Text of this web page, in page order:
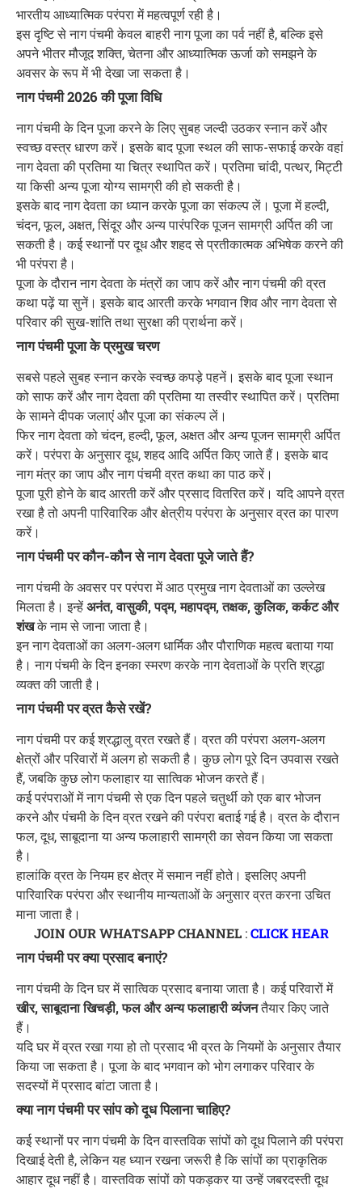
भारतीय आध्यात्मिक परंपरा में महत्वपूर्ण रही है।
इस दृष्टि से नाग पंचमी केवल बाहरी नाग पूजा का पर्व नहीं है, बल्कि इसे
अपने भीतर मौजूद शक्ति, चेतना और आध्यात्मिक ऊर्जा को समझने के
अवसर के रूप में भी देखा जा सकता है।
नाग पंचमी 2026 की पूजा विधि
नाग पंचमी के दिन पूजा करने के लिए सुबह जल्दी उठकर स्नान करें और
स्वच्छ वस्त्र धारण करें। इसके बाद पूजा स्थल की साफ-सफाई करके वहां
नाग देवता की प्रतिमा या चित्र स्थापित करें। प्रतिमा चांदी, पत्थर, मिट्टी
या किसी अन्य पूजा योग्य सामग्री की हो सकती है।
इसके बाद नाग देवता का ध्यान करके पूजा का संकल्प लें। पूजा में हल्दी,
चंदन, फूल, अक्षत, सिंदूर और अन्य पारंपरिक पूजन सामग्री अर्पित की जा
सकती है। कई स्थानों पर दूध और शहद से प्रतीकात्मक अभिषेक करने की
भी परंपरा है।
पूजा के दौरान नाग देवता के मंत्रों का जाप करें और नाग पंचमी की व्रत
कथा पढ़ें या सुनें। इसके बाद आरती करके भगवान शिव और नाग देवता से
परिवार की सुख-शांति तथा सुरक्षा की प्रार्थना करें।
नाग पंचमी पूजा के प्रमुख चरण
सबसे पहले सुबह स्नान करके स्वच्छ कपड़े पहनें। इसके बाद पूजा स्थान
को साफ करें और नाग देवता की प्रतिमा या तस्वीर स्थापित करें। प्रतिमा
के सामने दीपक जलाएं और पूजा का संकल्प लें।
फिर नाग देवता को चंदन, हल्दी, फूल, अक्षत और अन्य पूजन सामग्री अर्पित
करें। परंपरा के अनुसार दूध, शहद आदि अर्पित किए जाते हैं। इसके बाद
नाग मंत्र का जाप और नाग पंचमी व्रत कथा का पाठ करें।
पूजा पूरी होने के बाद आरती करें और प्रसाद वितरित करें। यदि आपने व्रत
रखा है तो अपनी पारिवारिक और क्षेत्रीय परंपरा के अनुसार व्रत का पारण
करें।
नाग पंचमी पर कौन-कौन से नाग देवता पूजे जाते हैं?
नाग पंचमी के अवसर पर परंपरा में आठ प्रमुख नाग देवताओं का उल्लेख
मिलता है। इन्हेंअनंत, वासुकी, पद्म, महापद्म, तक्षक, कुलिक, कर्कट और
शंखके नाम से जाना जाता है।
इन नाग देवताओं का अलग-अलग धार्मिक और पौराणिक महत्व बताया गया
है। नाग पंचमी के दिन इनका स्मरण करके नाग देवताओं के प्रति श्रद्धा
व्यक्त की जाती है।
नाग पंचमी पर व्रत कैसे रखें?
नाग पंचमी पर कई श्रद्धालु व्रत रखते हैं। व्रत की परंपरा अलग-अलग
क्षेत्रों और परिवारों में अलग हो सकती है। कुछ लोग पूरे दिन उपवास रखते
हैं, जबकि कुछ लोग फलाहार या सात्विक भोजन करते हैं।
कई परंपराओं में नाग पंचमी से एक दिन पहले चतुर्थी को एक बार भोजन
करने और पंचमी के दिन व्रत रखने की परंपरा बताई गई है। व्रत के दौरान
फल, दूध, साबूदाना या अन्य फलाहारी सामग्री का सेवन किया जा सकता
है।
हालांकि व्रत के नियम हर क्षेत्र में समान नहीं होते। इसलिए अपनी
पारिवारिक परंपरा और स्थानीय मान्यताओं के अनुसार व्रत करना उचित
माना जाता है।
JOIN OUR WHATSAPP CHANNEL:CLICK HEAR
नाग पंचमी पर क्या प्रसाद बनाएं?
नाग पंचमी के दिन घर में सात्विक प्रसाद बनाया जाता है। कई परिवारों में
खीर, साबूदाना खिचड़ी, फल और अन्य फलाहारी व्यंजनतैयार किए जाते
हैं।
यदि घर में व्रत रखा गया हो तो प्रसाद भी व्रत के नियमों के अनुसार तैयार
किया जा सकता है। पूजा के बाद भगवान को भोग लगाकर परिवार के
सदस्यों में प्रसाद बांटा जाता है।
क्या नाग पंचमी पर सांप को दूध पिलाना चाहिए?
कई स्थानों पर नाग पंचमी के दिन वास्तविक सांपों को दूध पिलाने की परंपरा
दिखाई देती है, लेकिन यह ध्यान रखना जरूरी है कि सांपों का प्राकृतिक
आहार दूध नहीं है। वास्तविक सांपों को पकड़कर या उन्हें जबरदस्ती दूध